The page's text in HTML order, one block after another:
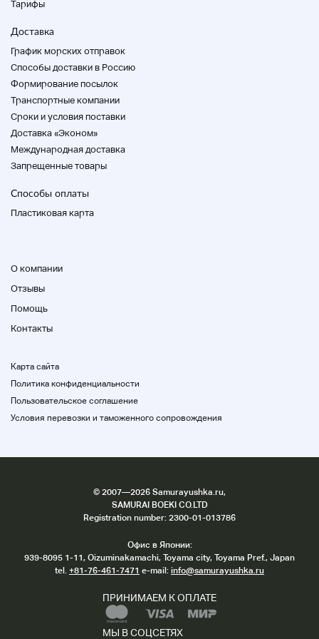
проверяются.
Пожалуйста, рассмотрите стандарт внешнего
Пожалуйста, обратите внимание, что мы не
разлагаем чистку там, где тело не доставлено.
Внешний список
* Ранг — это оценка внешнего состояния.
Пожалуйста, проверьте описание состояния
S
А.
Близко к Un items
B
C C
s и грязь
Чистые царапины и грязь
В целом плохое состояние
Тарифы
Доставка
График морских отправок
Способы доставки в Россию
Формирование посылок
Транспортные компании
Cроки и условия поставки
Доставка «Эконом»
Международная доставка
Запрещенные товары
Способы оплаты
Пластиковая карта
О компании
Отзывы
Помощь
Контакты
Карта сайта
Политика конфиденциальности
Пользовательское соглашение
Условия перевозки и таможенного сопровождения
© 2007—2026 Samurayushka.ru,
SAMURAI BOEKI CO.LTD
Registration number: 2300-01-013786
Офис в Японии:
939-8095 1-11, Oizuminakamachi, Toyama city, Toyama Pref., Japan
tel. +81-76-461-7471 e-mail: info@samurayushka.ru
ПРИНИМАЕМ К ОПЛАТЕ
МЫ В СОЦСЕТЯХ